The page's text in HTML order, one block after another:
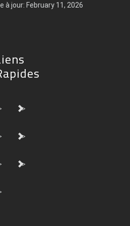
à jour: February 11, 2026
">
">
">